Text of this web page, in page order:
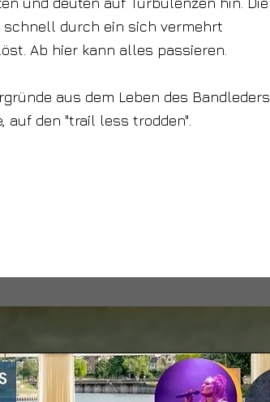
schnell durch ein sich vermehrt
Ab hier kann alles passieren.
aus dem Leben des Bandleders
auf den "trail less trodden".